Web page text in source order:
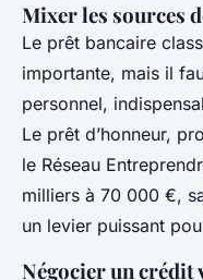
Mixer les sources
Le prêt bancaire
importante, mais il
personnel,
Le prêt d’honneur,
le Réseau
milliers à 70 000 €,
un levier puissant
Négocier un crédit